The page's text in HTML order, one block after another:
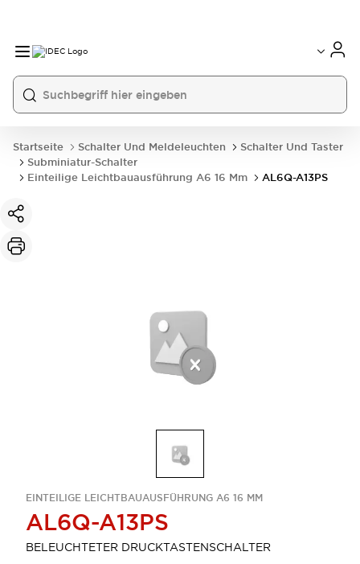
Startseite Schalter Und Meldeleuchten
Schalter Und Taster
Subminiatur-Schalter
Einteilige Leichtbauausführung A6 16 Mm
AL6Q-A13PS
EINTEILIGE LEICHTBAUAUSFÜHRUNG A6 16 MM
AL6Q-A13PS
BELEUCHTETER DRUCKTASTENSCHALTER